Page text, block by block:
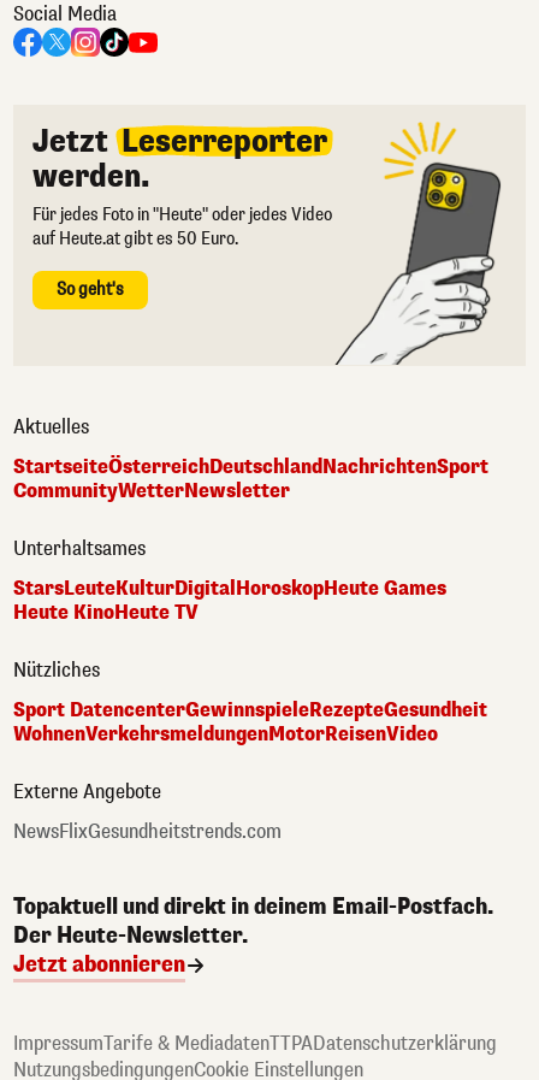
Social Media
Jetzt Leserreporter
werden.
Für jedes Foto in "Heute" oder jedes Video
auf Heute.at gibt es 50 Euro.
So geht's
Aktuelles
StartseiteÖsterreichDeutschlandNachrichtenSport
CommunityWetterNewsletter
Unterhaltsames
StarsLeuteKulturDigitalHoroskopHeute Games
Heute KinoHeute TV
Nützliches
Sport DatencenterGewinnspieleRezepteGesundheit
WohnenVerkehrsmeldungenMotorReisenVideo
Externe Angebote
NewsFlixGesundheitstrends.com
Topaktuell und direkt in deinem Email-Postfach.
Der Heute-Newsletter.
Jetzt abonnieren
ImpressumTarife & MediadatenTTPADatenschutzerklärung
NutzungsbedingungenCookie Einstellungen